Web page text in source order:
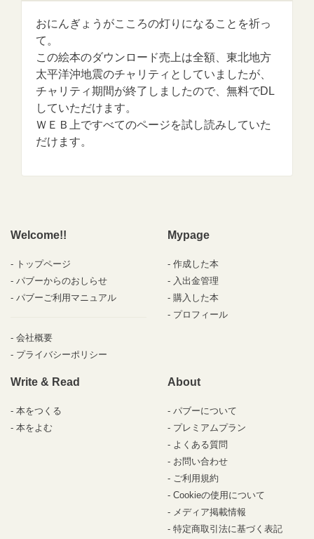
おにんぎょうがこころの灯りになることを祈っ
て。
この絵本のダウンロード売上は全額、東北地方
太平洋沖地震のチャリティとしていましたが、
チャリティ期間が終了しましたので、無料でDL
していただけます。
ＷＥＢ上ですべてのページを試し読みしていた
だけます。
Welcome!!
トップページ
パブーからのおしらせ
パブーご利用マニュアル
会社概要
プライバシーポリシー
Mypage
作成した本
入出金管理
購入した本
プロフィール
Write & Read
本をつくる
本をよむ
About
パブーについて
プレミアムプラン
よくある質問
お問い合わせ
ご利用規約
Cookieの使用について
メディア掲載情報
特定商取引法に基づく表記